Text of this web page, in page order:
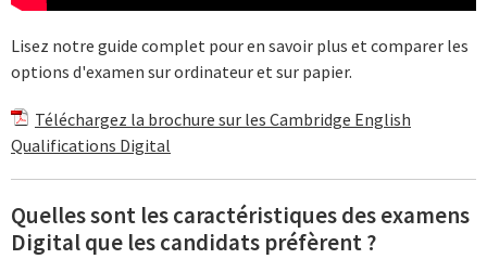
Lisez notre guide complet pour en savoir plus et comparer les
options d'examen sur ordinateur et sur papier.
Téléchargez la brochure sur les Cambridge English
Qualifications Digital
Quelles sont les caractéristiques des examens
Digital que les candidats préfèrent ?